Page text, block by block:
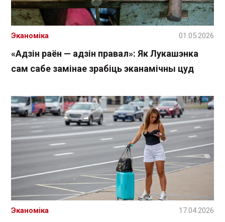
«Адзін раён — адзін правал»: Як Лукашэнка
сам сабе замінае зрабіць эканамічны цуд
Эканоміка 01.05.2026
Эканоміка 17.04.2026